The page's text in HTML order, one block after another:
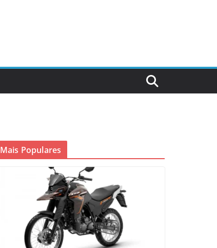
Mais Populares